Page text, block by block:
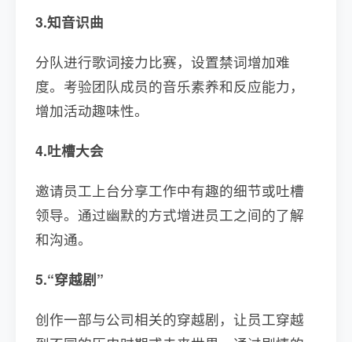
3.知音识曲
分队进行歌词接力比赛，设置禁词增加难
度。考验团队成员的音乐素养和反应能力，
增加活动趣味性。
4.吐槽大会
邀请员工上台分享工作中有趣的细节或吐槽
领导。通过幽默的方式增进员工之间的了解
和沟通。
5.“穿越剧”
创作一部与公司相关的穿越剧，让员工穿越